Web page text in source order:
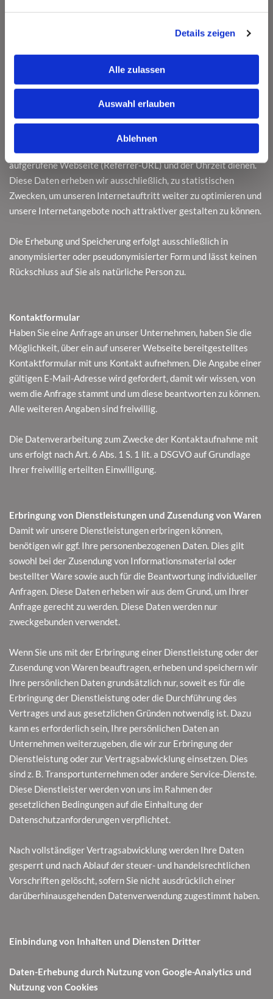
Details zeigen
Alle zulassen
Auswahl erlauben
Ablehnen
eines Pseudonyms erstellt. Auch hierbei erfolgt keine
Verbindung zwischen der hinter dem Pseudonym stehenden
Erhebung und Speicherung der Nutzungsdaten setzen wir auch
Dabei handelt es sich um kleine Textdateien, die auf Ihrem
Computer gespeichert werden und zur Speicherung von
statistischen Information wie Betriebssystem, Ihrem
Internetbenutzungsprogramm (Browser), IP-Adresse, der zuvor
aufgerufene Webseite (Referrer-URL) und der Uhrzeit dienen.
Diese Daten erheben wir ausschließlich, zu statistischen
Zwecken, um unseren Internetauftritt weiter zu optimieren und
unsere Internetangebote noch attraktiver gestalten zu können.
Die Erhebung und Speicherung erfolgt ausschließlich in
anonymisierter oder pseudonymisierter Form und lässt keinen
Rückschluss auf Sie als natürliche Person zu.
Kontaktformular
Haben Sie eine Anfrage an unser Unternehmen, haben Sie die
Möglichkeit, über ein auf unserer Webseite bereitgestelltes
Kontaktformular mit uns Kontakt aufnehmen. Die Angabe einer
gültigen E-Mail-Adresse wird gefordert, damit wir wissen, von
wem die Anfrage stammt und um diese beantworten zu können.
Alle weiteren Angaben sind freiwillig.
Die Datenverarbeitung zum Zwecke der Kontaktaufnahme mit
uns erfolgt nach Art. 6 Abs. 1 S. 1 lit. a DSGVO auf Grundlage
Ihrer freiwillig erteilten Einwilligung.
Erbringung von Dienstleistungen und Zusendung von Waren
Damit wir unsere Dienstleistungen erbringen können,
benötigen wir ggf. Ihre personenbezogenen Daten. Dies gilt
sowohl bei der Zusendung von Informationsmaterial oder
bestellter Ware sowie auch für die Beantwortung individueller
Anfragen. Diese Daten erheben wir aus dem Grund, um Ihrer
Anfrage gerecht zu werden. Diese Daten werden nur
zweckgebunden verwendet.
Wenn Sie uns mit der Erbringung einer Dienstleistung oder der
Zusendung von Waren beauftragen, erheben und speichern wir
Ihre persönlichen Daten grundsätzlich nur, soweit es für die
Erbringung der Dienstleistung oder die Durchführung des
Vertrages und aus gesetzlichen Gründen notwendig ist. Dazu
kann es erforderlich sein, Ihre persönlichen Daten an
Unternehmen weiterzugeben, die wir zur Erbringung der
Dienstleistung oder zur Vertragsabwicklung einsetzen. Dies
sind z. B. Transportunternehmen oder andere Service-Dienste.
Diese Dienstleister werden von uns im Rahmen der
gesetzlichen Bedingungen auf die Einhaltung der
Datenschutzanforderungen verpflichtet.
Nach vollständiger Vertragsabwicklung werden Ihre Daten
gesperrt und nach Ablauf der steuer- und handelsrechtlichen
Vorschriften gelöscht, sofern Sie nicht ausdrücklich einer
darüberhinausgehenden Datenverwendung zugestimmt haben.
Einbindung von Inhalten und Diensten Dritter
Daten-Erhebung durch Nutzung von Google-Analytics und
Nutzung von Cookies